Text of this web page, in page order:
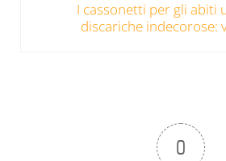
I cassonetti per gli abiti
discariche indecorose:
0